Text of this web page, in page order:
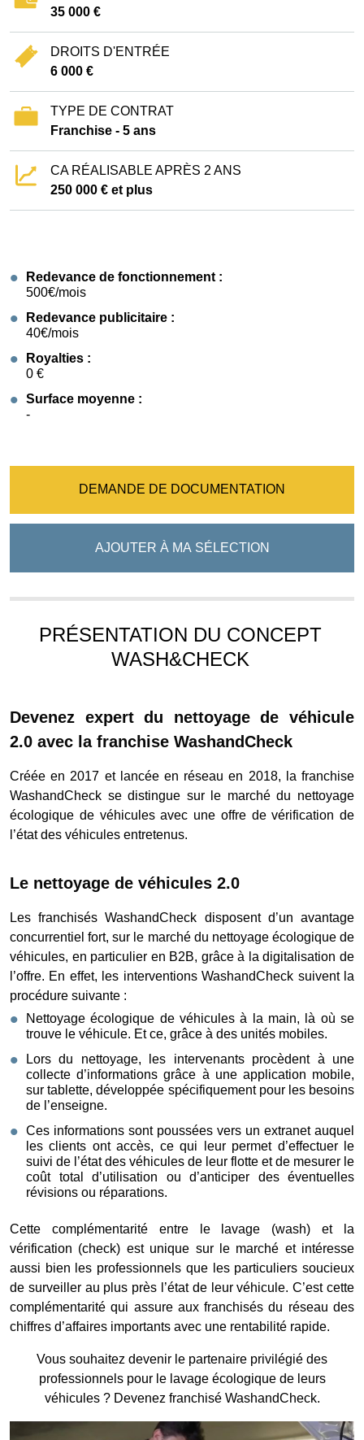
35 000 €
DROITS D'ENTRÉE
6 000 €
TYPE DE CONTRAT
Franchise - 5 ans
CA RÉALISABLE APRÈS 2 ANS
250 000 € et plus
Redevance de fonctionnement :
500€/mois
Redevance publicitaire :
40€/mois
Royalties :
0 €
Surface moyenne :
-
DEMANDE DE DOCUMENTATION
AJOUTER À MA SÉLECTION
PRÉSENTATION DU CONCEPT
WASH&CHECK
Devenez expert du nettoyage de véhicule
2.0 avec la franchise WashandCheck
Créée en 2017 et lancée en réseau en 2018, la franchise
WashandCheck se distingue sur le marché du nettoyage
écologique de véhicules avec une offre de vérification de
l’état des véhicules entretenus.
Le nettoyage de véhicules 2.0
Les franchisés WashandCheck disposent d’un avantage
concurrentiel fort, sur le marché du nettoyage écologique de
véhicules, en particulier en B2B, grâce à la digitalisation de
l’offre. En effet, les interventions WashandCheck suivent la
procédure suivante :
Nettoyage écologique de véhicules à la main, là où se
trouve le véhicule. Et ce, grâce à des unités mobiles.
Lors du nettoyage, les intervenants procèdent à une
collecte d’informations grâce à une application mobile,
sur tablette, développée spécifiquement pour les besoins
de l’enseigne.
Ces informations sont poussées vers un extranet auquel
les clients ont accès, ce qui leur permet d’effectuer le
suivi de l’état des véhicules de leur flotte et de mesurer le
coût total d’utilisation ou d’anticiper des éventuelles
révisions ou réparations.
Cette complémentarité entre le lavage (wash) et la
vérification (check) est unique sur le marché et intéresse
aussi bien les professionnels que les particuliers soucieux
de surveiller au plus près l’état de leur véhicule. C’est cette
complémentarité qui assure aux franchisés du réseau des
chiffres d’affaires importants avec une rentabilité rapide.
Vous souhaitez devenir le partenaire privilégié des
professionnels pour le lavage écologique de leurs
véhicules ? Devenez franchisé WashandCheck.